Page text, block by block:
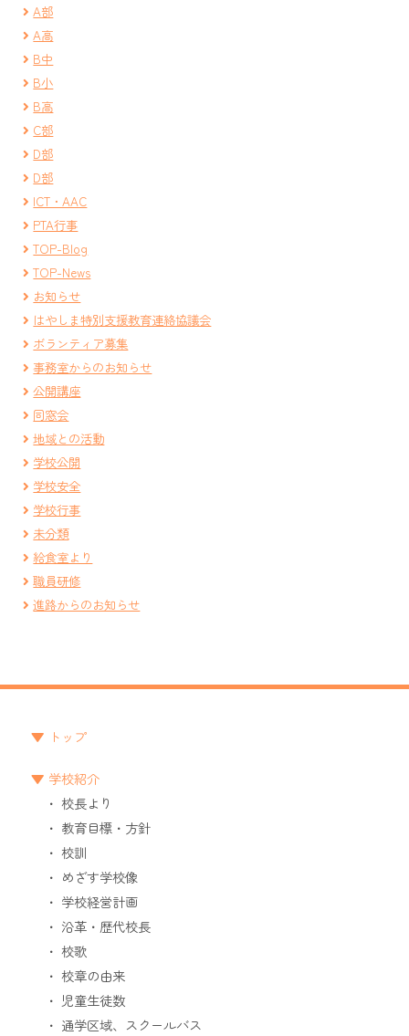
A部
A高
B中
B小
B高
C部
D部
D部
ICT・AAC
PTA行事
TOP-Blog
TOP-News
お知らせ
はやしま特別支援教育連絡協議会
ボランティア募集
事務室からのお知らせ
公開講座
同窓会
地域との活動
学校公開
学校安全
学校行事
未分類
給食室より
職員研修
進路からのお知らせ
トップ
学校紹介
校長より
教育目標・方針
校訓
めざす学校像
学校経営計画
沿革・歴代校長
校歌
校章の由来
児童生徒数
通学区域、スクールバス